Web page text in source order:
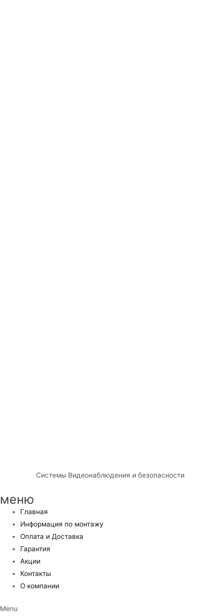
Системы Видеонаблюдения и безопасности
меню
Главная
Информация по монтажу
Оплата и Доставка
Гарантия
Акции
Контакты
О компании
Menu